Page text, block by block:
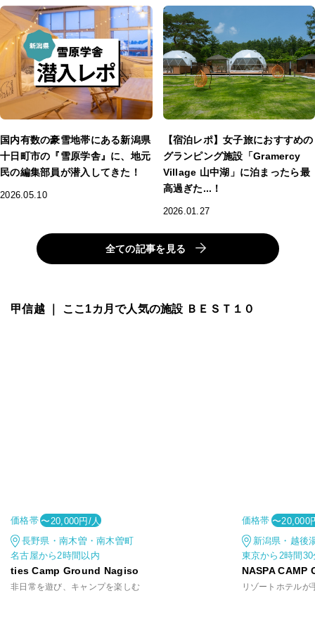
国内有数の豪雪地帯にある新潟県
十日町市の『雪原学舎』に、地元
民の編集部員が潜入してきた！
2026.05.10
【宿泊レポ】女子旅におすすめの
グランピング施設「Gramercy
Village 山中湖」に泊まったら最
高過ぎた...！
2026.01.27
全ての記事を見る
甲信越 ｜ ここ1カ月で人気の施設 ＢＥＳＴ１０
価格帯 〜20,000円/人
長野県・南木曽・南木曽町
名古屋から2時間以内
ties Camp Ground Nagiso
非日常を遊び、キャンプを楽しむ
価格帯 〜20,000
新潟県・越後
東京から2時間
NASPA CAMP